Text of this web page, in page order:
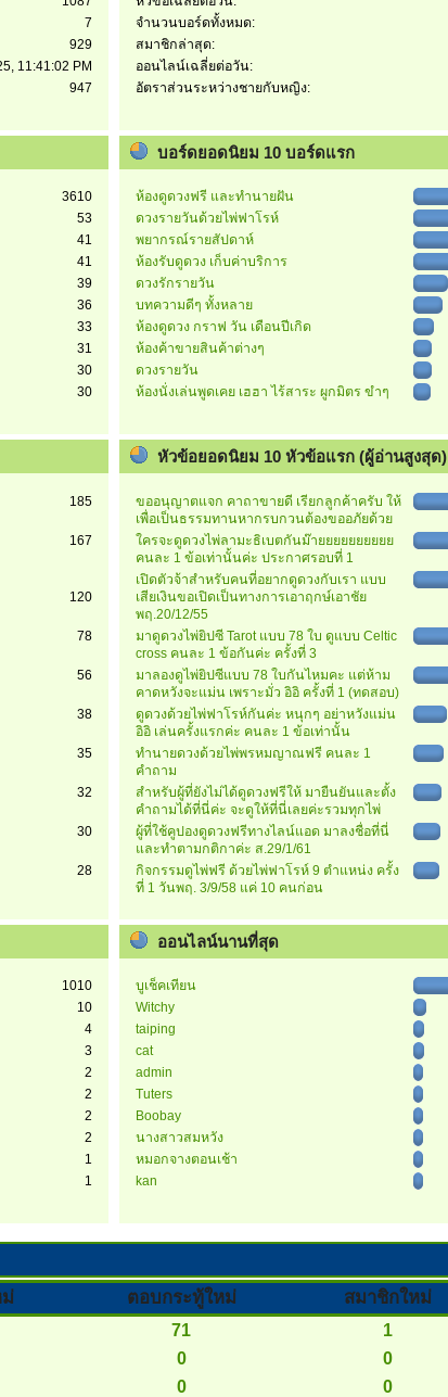
7
929
11:41:02 PM
947
จำนวนบอร์ดทั้งหมด:
สมาชิกล่าสุด:
ออนไลน์เฉลี่ยต่อวัน:
อัตราส่วนระหว่างชายกับหญิง:
3610
53
41
41
39
36
33
31
30
30
บอร์ดยอดนิยม 10 บอร์ดแรก
ห้องดูดวงฟรี และทำนายฝัน
ดวงรายวันด้วยไพ่ฟาโรห์
พยากรณ์รายสัปดาห์
ห้องรับดูดวง เก็บค่าบริการ
ดวงรักรายวัน
บทความดีๆ ทั้งหลาย
ห้องดูดวง กราฟ วัน เดือนปีเกิด
ห้องค้าขายสินค้าต่างๆ
ดวงรายวัน
ห้องนั่งเล่นพูดเคย เฮฮา ไร้สาระ ผูกมิตร ขำๆ
185
167
120
78
56
38
35
32
30
28
หัวข้อยอดนิยม 10 หัวข้อแรก (ผู้อ่านสูงสุด)
ขออนุญาตแจก คาถาขายดี เรียกลูกค้าครับ ให้
เพื่อเป็นธรรมทานหากรบกวนต้องขออภัยด้วย
ใครจะดูดวงไพ่ลามะธิเบตกันม๊ายยยยยยยยยย
คนละ 1 ข้อเท่านั้นค่ะ ประกาศรอบที่ 1
เปิดตัวจ้าสำหรับคนที่อยากดูดวงกับเรา แบบ
เสียเงินขอเปิดเป็นทางการเอาฤกษ์เอาชัย
พฤ.20/12/55
มาดูดวงไพ่ยิปซี Tarot แบบ 78 ใบ ดูแบบ Celtic
cross คนละ 1 ข้อกันค่ะ ครั้งที่ 3
มาลองดูไพ่ยิปซีแบบ 78 ใบกันไหมคะ แต่ห้าม
คาดหวังจะแม่น เพราะมั่ว อิอิ ครั้งที่ 1 (ทดสอบ)
ดูดวงด้วยไพ่ฟาโรห์กันค่ะ หนุกๆ อย่าหวังแม่น
อิอิ เล่นครั้งแรกค่ะ คนละ 1 ข้อเท่านั้น
ทำนายดวงด้วยไพ่พรหมญาณฟรี คนละ 1
คำถาม
สำหรับผู้ที่ยังไม่ได้ดูดวงฟรีให้ มายืนยันและตั้ง
คำถามได้ที่นี่ค่ะ จะดูให้ที่นี่เลยค่ะรวมทุกไพ่
ผู้ที่ใช้คูปองดูดวงฟรีทางไลน์แอด มาลงชื่อที่นี่
และทำตามกติกาค่ะ ส.29/1/61
กิจกรรมดูไพ่ฟรี ด้วยไพ่ฟาโรห์ 9 ตำแหน่ง ครั้ง
ที่ 1 วันพฤ. 3/9/58 แค่ 10 คนก่อน
1010
10
4
3
2
2
2
2
1
1
ออนไลน์นานที่สุด
บูเช็คเทียน
Witchy
taiping
cat
admin
Tuters
Boobay
นางสาวสมหวัง
หมอกจางตอนเช้า
kan
ตอบกระทู้ใหม่ สมาชิกใหม่
71 1
0 0
0 0